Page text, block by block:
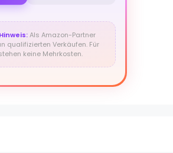
Als Amazon-Partner
qualifizierten Verkäufen. Für
keine Mehrkosten.